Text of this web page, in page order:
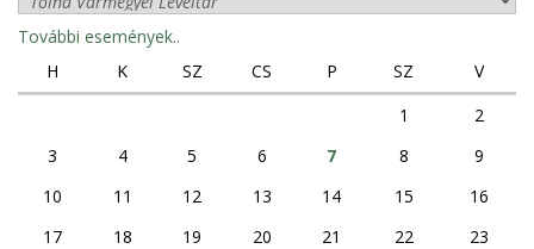
További események..
H
K SZ CS P SZ
V
1
2
3
4 5 6 7 8
9
10
11 12 13 14 15
16
17
18 19 20 21 22
23